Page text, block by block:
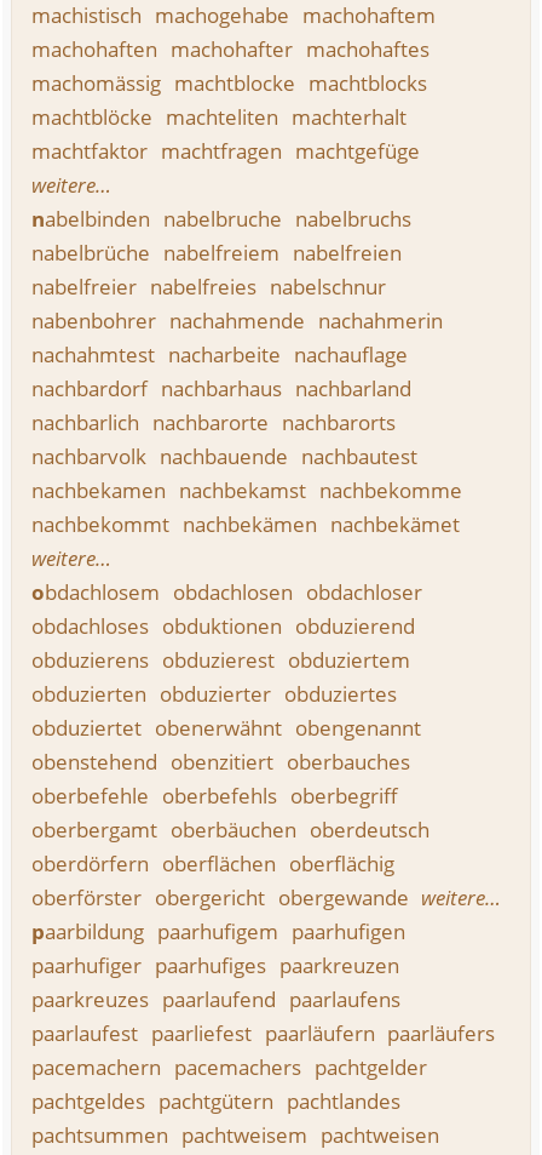
machistisch machogehabe machohaftem
machohaften machohafter machohaftes
machomässig machtblocke machtblocks
machtblöcke machteliten machterhalt
machtfaktor machtfragen machtgefüge
weitere…
nabelbinden nabelbruche nabelbruchs
nabelbrüche nabelfreiem nabelfreien
nabelfreier nabelfreies nabelschnur
nabenbohrer nachahmende nachahmerin
nachahmtest nacharbeite nachauflage
nachbardorf nachbarhaus nachbarland
nachbarlich nachbarorte nachbarorts
nachbarvolk nachbauende nachbautest
nachbekamen nachbekamst nachbekomme
nachbekommt nachbekämen nachbekämet
weitere…
obdachlosem obdachlosen obdachloser
obdachloses obduktionen obduzierend
obduzierens obduzierest obduziertem
obduzierten obduzierter obduziertes
obduziertet obenerwähnt obengenannt
obenstehend obenzitiert oberbauches
oberbefehle oberbefehls oberbegriff
oberbergamt oberbäuchen oberdeutsch
oberdörfern oberflächen oberflächig
oberförster obergericht obergewande weitere…
paarbildung paarhufigem paarhufigen
paarhufiger paarhufiges paarkreuzen
paarkreuzes paarlaufend paarlaufens
paarlaufest paarliefest paarläufern paarläufers
pacemachern pacemachers pachtgelder
pachtgeldes pachtgütern pachtlandes
pachtsummen pachtweisem pachtweisen